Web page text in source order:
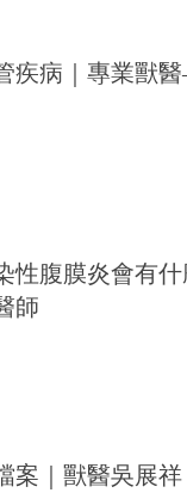
疾病｜專業獸
性腹膜炎會有什
師
案｜獸醫吳展祥